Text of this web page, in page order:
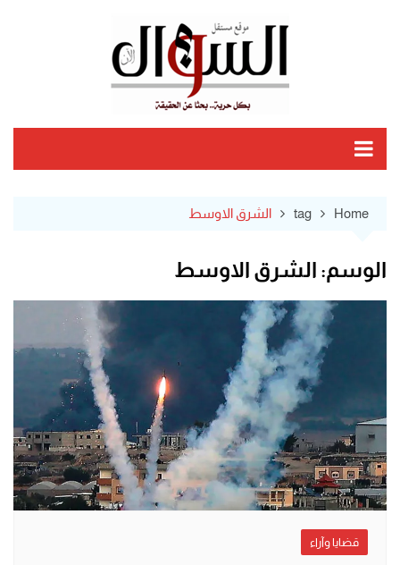
Home
tag الشرق الاوسط
الوسم: الشرق الاوسط
قضايا وآراء